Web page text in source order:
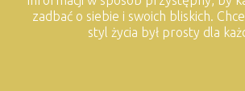
zadbać o siebie i swoich bliskich.
styl życia był prosty dla